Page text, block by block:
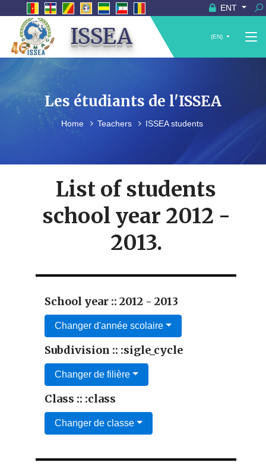
ENT
ISSEA (EN)
Les étudiants de l'ISSEA
Home Teachers ISSEA students
List of students
school year 2012 -
2013.
School year :: 2012 - 2013
Changer d'année scolaire
Subdivision :: :sigle_cycle
Changer de filière
Class :: :class
Changer de classe